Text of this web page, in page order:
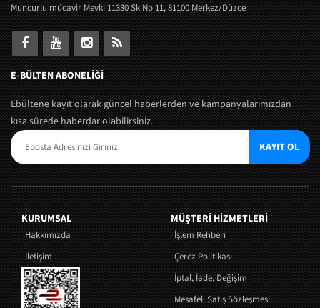
Muncurlu mücavir Mevki 11330 Sk No 11, 81100 Merkez/Düzce
E-BÜLTEN ABONELİĞİ
Ebültene kayıt olarak güncel haberlerden ve kampanyalarımızdan
kısa sürede haberdar olabilirsiniz.
KAYIT OL
KURUMSAL
Hakkımızda
İletişim
MÜŞTERI HIZMETLERI
İşlem Rehberi
Çerez Politikası
İptal, İade, Değişim
Mesafeli Satış Sözleşmesi